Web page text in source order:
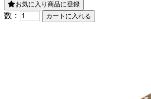
お気に入り商品に登録
数：